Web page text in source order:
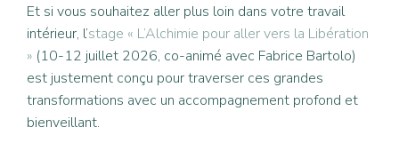
Et si vous souhaitez aller plus loin dans votre travail
intérieur, l’stage « L’Alchimie pour aller vers la Libération
» (10-12 juillet 2026, co-animé avec Fabrice Bartolo)
est justement conçu pour traverser ces grandes
transformations avec un accompagnement profond et
bienveillant.